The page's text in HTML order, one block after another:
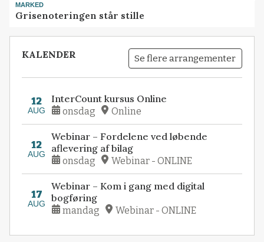
MARKED
Grisenoteringen står stille
KALENDER Se flere arrangementer
12
AUG
InterCount kursus Online
onsdag Online
12
AUG
Webinar – Fordelene ved løbende
aflevering af bilag
onsdag Webinar - ONLINE
17
AUG
Webinar – Kom i gang med digital
bogføring
mandag Webinar - ONLINE